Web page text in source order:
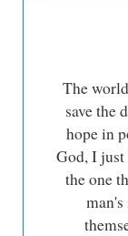
The
save the
hope in
God, I just
the one